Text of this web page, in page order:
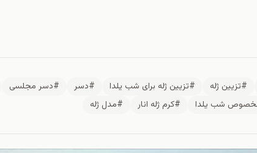
#تزیین ژله #تزیین ژله برای شب یلدا #دسر #دسر مجلسی
شب یلدا #کرم ژله انار #مدل ژله